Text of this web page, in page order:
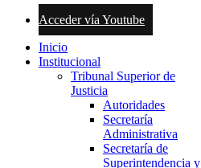
Acceder vía Youtube
Inicio
Institucional
Tribunal Superior de
Justicia
Autoridades
Secretaría
Administrativa
Secretaría de
Superintendencia y